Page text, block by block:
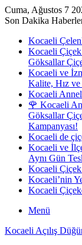
Cuma, Ağustos 7
Son Dakika
Kocaeli
Kocaeli
Göksallar
Kocaeli ve
Kalite, Hız
Kocaeli
🌹 Kocaeli
Göksallar
Kampanyası!
Kocaeli de
Kocaeli ve
Aynı Gün
Kocaeli
Kocaeli’nin
Kocaeli
Menü
Kocaeli Açılış